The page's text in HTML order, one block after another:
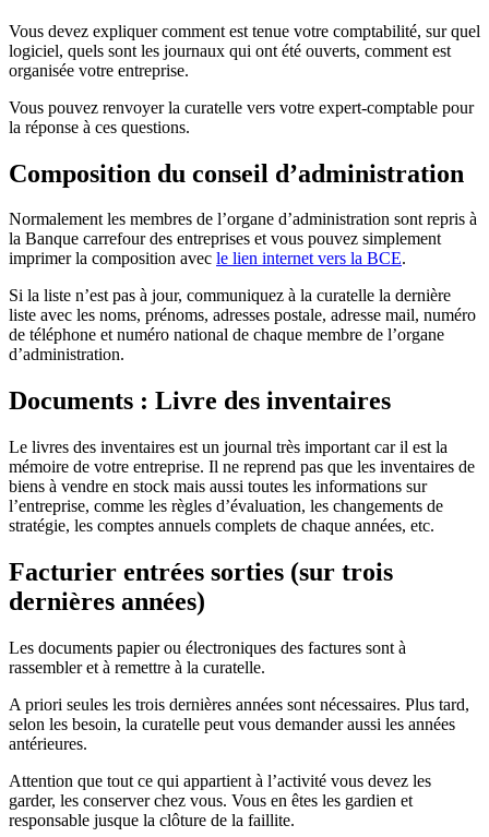
Vous devez expliquer comment est tenue votre comptabilité, sur quel
logiciel, quels sont les journaux qui ont été ouverts, comment est
organisée votre entreprise.
Vous pouvez renvoyer la curatelle vers votre expert-comptable pour
la réponse à ces questions.
Composition du conseil d’administration
Normalement les membres de l’organe d’administration sont repris à
la Banque carrefour des entreprises et vous pouvez simplement
imprimer la composition avec le lien internet vers la BCE.
Si la liste n’est pas à jour, communiquez à la curatelle la dernière
liste avec les noms, prénoms, adresses postale, adresse mail, numéro
de téléphone et numéro national de chaque membre de l’organe
d’administration.
Documents : Livre des inventaires
Le livres des inventaires est un journal très important car il est la
mémoire de votre entreprise. Il ne reprend pas que les inventaires de
biens à vendre en stock mais aussi toutes les informations sur
l’entreprise, comme les règles d’évaluation, les changements de
stratégie, les comptes annuels complets de chaque années, etc.
Facturier entrées sorties (sur trois
dernières années)
Les documents papier ou électroniques des factures sont à
rassembler et à remettre à la curatelle.
A priori seules les trois dernières années sont nécessaires. Plus tard,
selon les besoin, la curatelle peut vous demander aussi les années
antérieures.
Attention que tout ce qui appartient à l’activité vous devez les
garder, les conserver chez vous. Vous en êtes les gardien et
responsable jusque la clôture de la faillite.